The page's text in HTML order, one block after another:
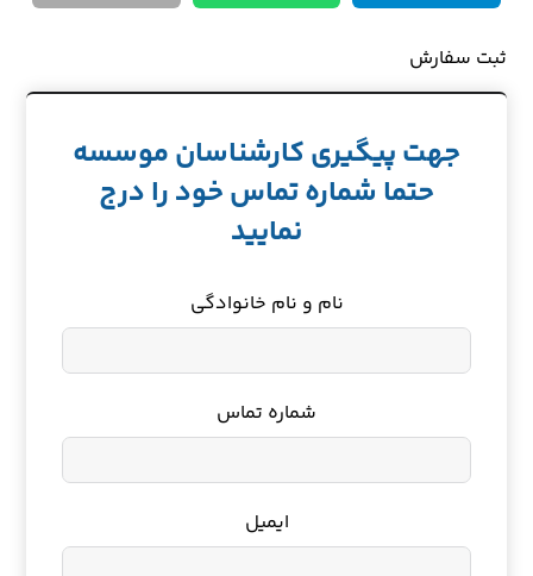
ثبت سفارش
جهت پیگیری کارشناسان موسسه
حتما شماره تماس خود را درج
نمایید
نام و نام خانوادگی
شماره تماس
ایمیل